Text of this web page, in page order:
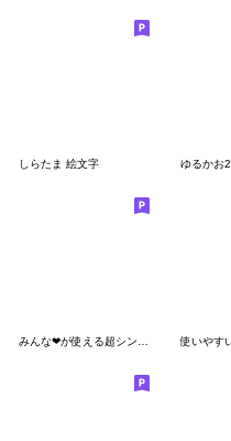
しらたま 絵文字 ゆるかお2
みんな❤が使える超シンプル絵文字ブラウン